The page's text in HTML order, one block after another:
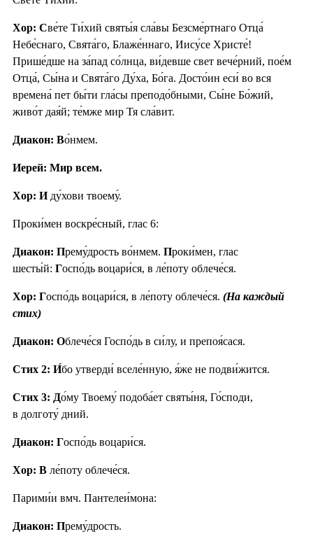
Хор: Све́те Ти́хий святы́я сла́вы Безсме́ртнаго Отца́
Небе́снаго, Свята́го, Блаже́ннаго, Иису́се Христе́!
Прише́дше на за́пад со́лнца, ви́девше свет вече́рний, пое́м
Отца́, Сы́на и Свята́го Ду́ха, Бо́га. Досто́ин еси́ во вся
времена́ пет бы́ти гла́сы преподо́бными, Сы́не Бо́жий,
живо́т дая́й; те́мже мир Тя сла́вит.
Диакон: Во́нмем.
Иерей: Мир всем.
Хор: Иду́хови твоему́.
Проки́мен воскре́сный, глас 6:
Диакон: Прему́дрость во́нмем. Проки́мен, глас
шесты́й: Госпо́дь воцари́ся, в ле́поту облече́ся.
Хор: Госпо́дь воцари́ся, в ле́поту облече́ся. (На каждый
стих)
Диакон: Облече́ся Госпо́дь в си́лу, и препоя́сася.
Стих 2: И́бо утверди́ вселе́нную, я́же не подви́жится.
Стих 3: До́му Твоему́ подоба́ет святы́ня, Го́споди,
в долготу́ дний.
Диакон: Госпо́дь воцари́ся.
Хор: В ле́поту облече́ся.
Парими́и вмч. Пантелеи́мона:
Диакон: Прему́дрость.